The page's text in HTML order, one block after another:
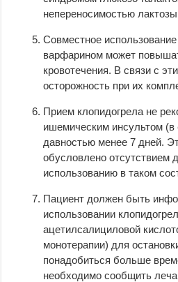
непереносимостью
Совместное
варфарином может
кровотечения. В связи с
осторожность при их
Прием клопидогрела не
ишемическим инсультом (в
давностью менее 7 дней.
обусловлено отсутствием
использованию в таком
Пациент должен быть
использовании
ацетилсалициловой
монотерапии) для
понадобиться больше
необходимо сообщить